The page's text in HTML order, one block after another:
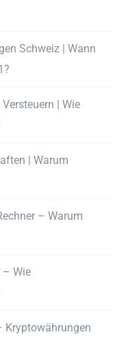
Schweiz | Wann
| Wie
| Warum
– Warum
– Wie
Kryptowährungen